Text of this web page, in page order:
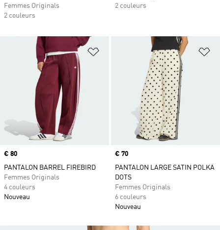
Femmes Originals
2 couleurs
2 couleurs
Ajouter à la Liste de produits
Prix
€ 80
PANTALON BARREL FIREBIRD
Femmes Originals
4 couleurs
Nouveau
Prix
€ 70
PANTALON LARGE SATIN POLKA
DOTS
Femmes Originals
6 couleurs
Nouveau